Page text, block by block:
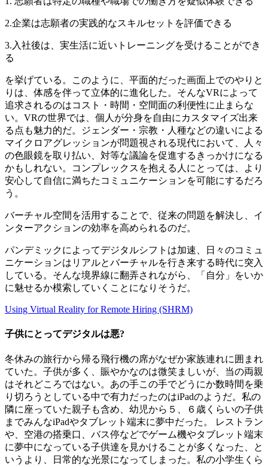
2.企業は志願者の実践的なスキルセットを評価できる
3.入社後は、実生活に近いトレーニングを受けることができ
る
を挙げている。このように、平面的だった画面上でのやりと
りは、体感を伴って立体的に進化した。そんなVRによって
追求されるのはコスト・時間・空間面の利便性に止まらな
い。VRの世界では、個人が分身を自由にカスタマイズ出来
る点も魅力的だ。ジェンダー・宗教・人種などの違いによる
マイクロアグレッションが問題視される現代において、人々
の色眼鏡を取り払い、対等な議論を促進するきっかけになる
かもしれない。コンプレックスを抱える人にとっては、より
安心して自信に満ちたコミュニケーションを可能にするだろ
う。
バーチャル空間を活用することで、従来の問題を解決し、イ
ンターアクションの効率を高められるのだ。
パンデミックによってデジタルシフトは加速、日々のコミュ
ニケーションはリアルとバーチャルを行き来する時代に突入
している。そんな境界線に翻弄されながら、「自分」をいか
に魅せるか模索していくことになりそうだ。
Using Virtual Reality for Remote Hiring (SHRM)
子供にとってデジタルは悪?
冬休みの旅行から帰る飛行機の席がなぜか家族連れに囲まれ
ていた。子供が多く、賑やかなのは微笑ましいが、当の両親
はそれどころではない。あの手この手でどうにか数時間を乗
り切ろうとしている中で有力だったのはiPadのようだ。私の
隣に座っていた親子も含め、幼児から５、６歳くらいの子供
までみんなiPadやタブレット端末に夢中だった。 レストラン
や、空港の搭乗口、バス停などでゲーム機やタブレット端末
に夢中になっている子供達を見かけることが多くなった、と
いうより、日常的な光景になってしまった。私の小学生くら